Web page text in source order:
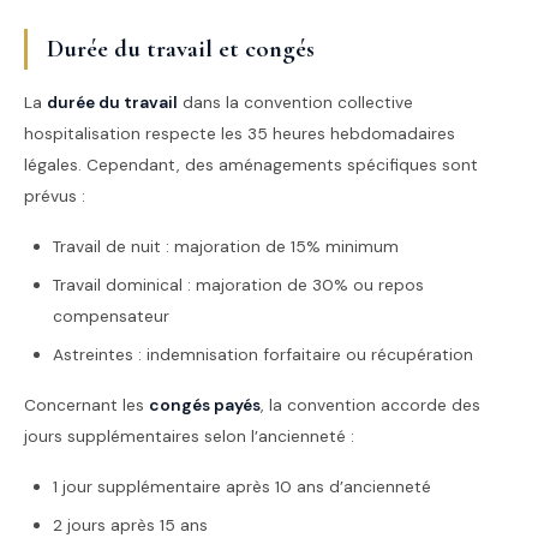
Durée du travail et congés
La durée du travail dans la convention collective
hospitalisation respecte les 35 heures hebdomadaires
légales. Cependant, des aménagements spécifiques sont
prévus :
Travail de nuit : majoration de 15% minimum
Travail dominical : majoration de 30% ou repos
compensateur
Astreintes : indemnisation forfaitaire ou récupération
Concernant les congés payés, la convention accorde des
jours supplémentaires selon l’ancienneté :
1 jour supplémentaire après 10 ans d’ancienneté
2 jours après 15 ans